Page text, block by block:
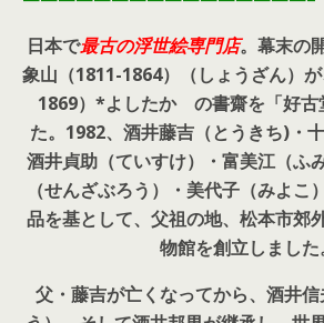
日本で最古の浮世絵専門店。幕末の
象山（1811-1864）（しょうざん）
1869）*よしたか の書齋を「好古
た。 1982、酒井藤吉（とうきち)・
酒井貞助（ていすけ）・富美江（ふ
（せんざぶろう）・美代子（みよこ
品を基として、父祖の地、松本市郊
物館を創立しました
父・藤吉が亡くなってから、酒井